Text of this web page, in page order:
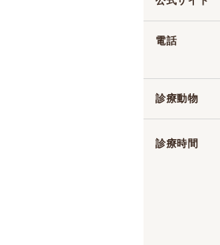
電話
診療動物
診療時間